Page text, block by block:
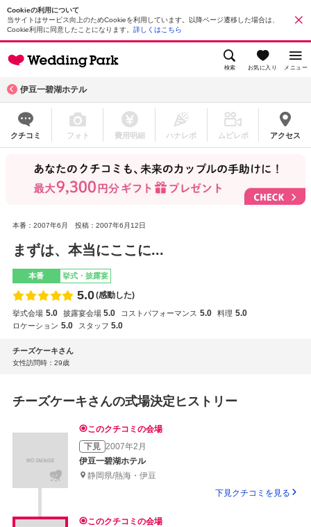
Cookieの利用について
当サイトはサービス向上のためCookieを利用しています。以降ページ遷移した場合は、
Cookie利用に同意したことになります。 詳しくはこちら
検索 お気に入り メニュー
伊豆一碧湖ホテル
クチコミ フォト 費用明細 ハナレポ ムビレポ アクセス
本番：2007年6月 投稿：2007年6月12日
まずは、本当にここに...
本番 挙式・披露宴
5.0(感動した)
挙式会場 5.0 披露宴会場 5.0 コストパフォーマンス 5.0 料理 5.0
ロケーション 5.0 スタッフ 5.0
チーズケーキさん
女性訪問時：29歳
チーズケーキさんの式場決定ヒストリー
このクチコミの会場
下見 2007年2月
伊豆一碧湖ホテル
静岡県/熱海・伊豆
下見クチコミを見る
このクチコミの会場